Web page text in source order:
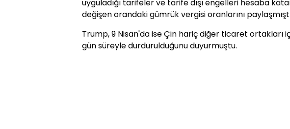
uyguladığı tarifeler ve tarife dışı engelleri hesaba
değişen orandaki gümrük vergisi oranlarını
Trump, 9 Nisan'da ise Çin hariç diğer ticaret ortakları
gün süreyle durdurulduğunu duyurmuştu.